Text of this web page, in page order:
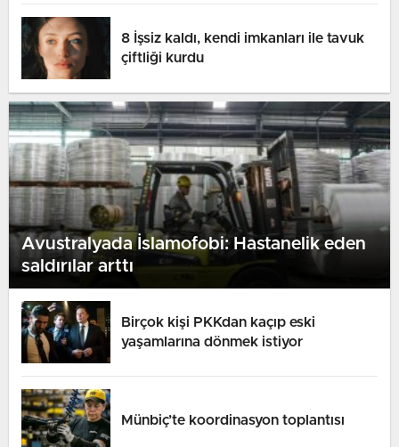
8 İşsiz kaldı, kendi imkanları ile tavuk
çiftliği kurdu
Avustralyada İslamofobi: Hastanelik eden
saldırılar arttı
Birçok kişi PKKdan kaçıp eski
yaşamlarına dönmek istiyor
Münbiç’te koordinasyon toplantısı